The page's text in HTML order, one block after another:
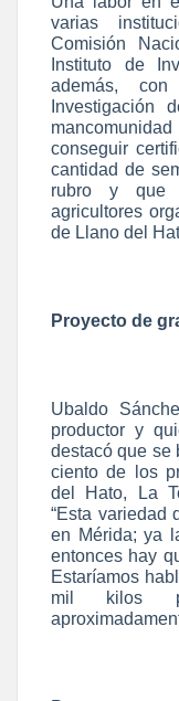
varias
Comisión
Instituto de
además,
Investigación
conseguir
cantidad de
rubro y que
agricultores
de Llano del
Proyecto de
Ubaldo
productor y
destacó que se
ciento de los
del Hato, La
“Esta variedad
en Mérida; ya
entonces hay
Estaríamos
mil kilos